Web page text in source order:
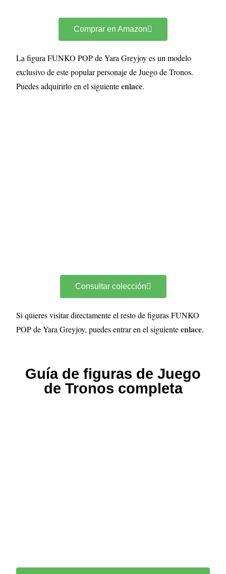
Comprar en Amazon
La figura FUNKO POP de Yara Greyjoy es un modelo
exclusivo de este popular personaje de Juego de Tronos.
Puedes adquirirlo en el siguienteenlace.
Consultar colección
Si quieres visitar directamente el resto de figuras FUNKO
POP de Yara Greyjoy, puedes entrar en el siguienteenlace.
Guía de figuras de Juego
de Tronos completa